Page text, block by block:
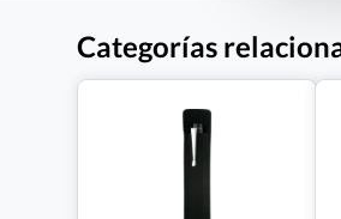
Categorías